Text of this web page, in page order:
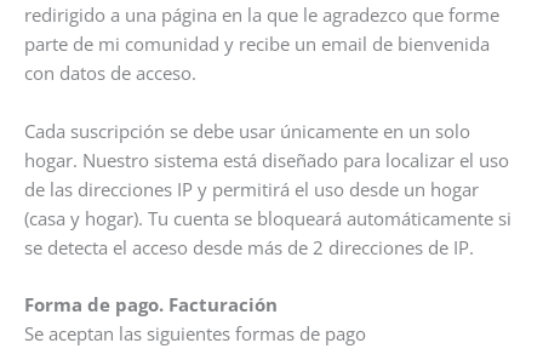
redirigido a una página en la que le agradezco que forme
parte de mi comunidad y recibe un email de bienvenida
con datos de acceso.
Cada suscripción se debe usar únicamente en un solo
hogar. Nuestro sistema está diseñado para localizar el uso
de las direcciones IP y permitirá el uso desde un hogar
(casa y hogar). Tu cuenta se bloqueará automáticamente si
se detecta el acceso desde más de 2 direcciones de IP.
Forma de pago. Facturación
Se aceptan las siguientes formas de pago